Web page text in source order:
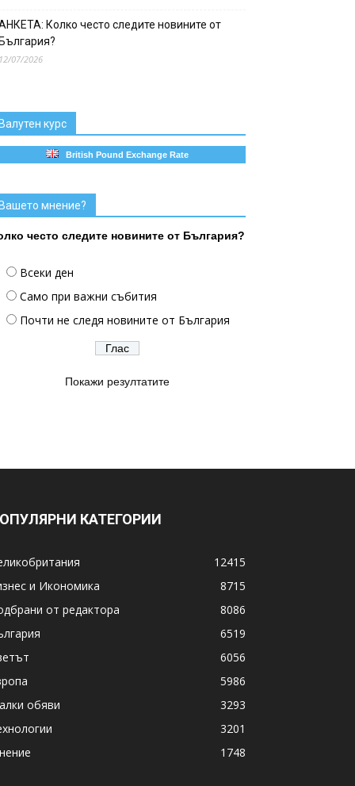
Колко често следите новините от
07/2026
курс
British Pound Exchange Rate
мнение?
често следите новините от България?
Всеки ден
Само при важни събития
Почти не следя новините от България
Покажи резултатите
КАТЕГОРИИ
12415
и Икономика
8715
от редактора
8086
6519
6056
5986
обяви
3293
3201
1748